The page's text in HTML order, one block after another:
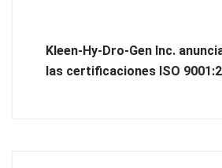
colaboración para reforzar la
ayuntamientos
Kleen-Hy-Dro-Gen Inc.
las certificaciones ISO